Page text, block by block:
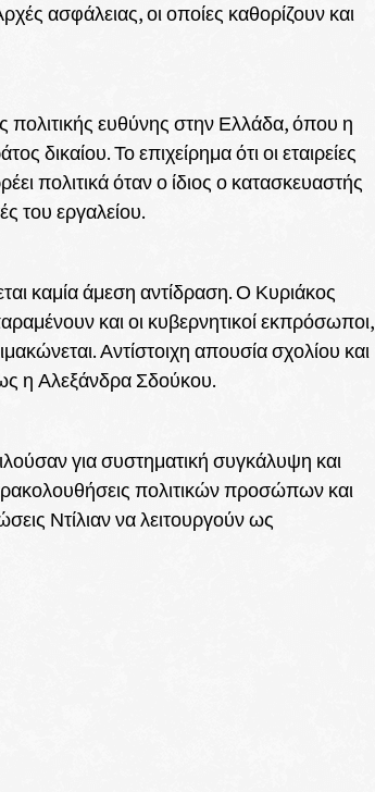
ασφάλειας, οι οποίες καθορίζουν και
πολιτικής ευθύνης στην Ελλάδα, όπου η
Το επιχείρημα ότι οι εταιρείες
πολιτικά όταν ο ίδιος ο κατασκευαστής
του εργαλείου.
καμία άμεση αντίδραση. Ο Κυριάκος
και οι κυβερνητικοί εκπρόσωποι,
Αντίστοιχη απουσία σχολίου και
η Αλεξάνδρα Σδούκου.
για συστηματική συγκάλυψη και
πολιτικών προσώπων και
Ντίλιαν να λειτουργούν ως